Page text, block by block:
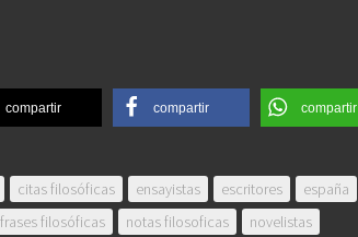
compartir compartir compartir
citas filosóficas ensayistas escritores españa
frases filosóficas notas filosoficas novelistas